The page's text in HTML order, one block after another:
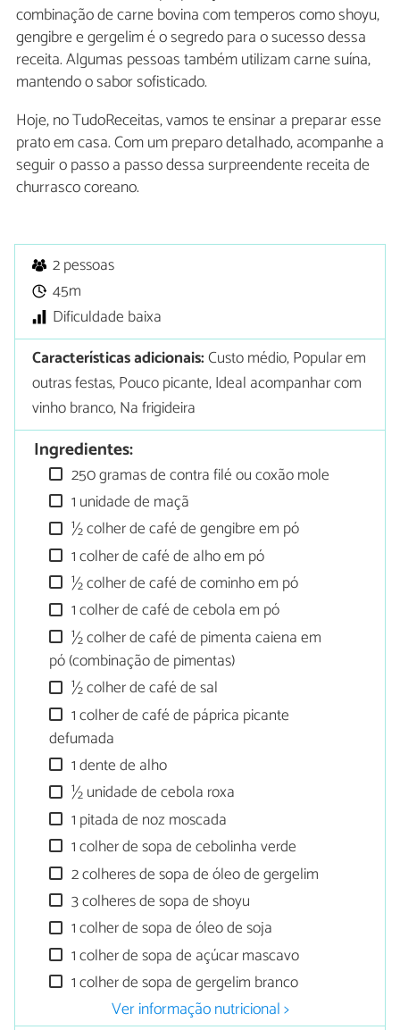
combinação de carne bovina com temperos como shoyu,
gengibre e gergelim é o segredo para o sucesso dessa
receita. Algumas pessoas também utilizam carne suína,
mantendo o sabor sofisticado.
Hoje, no TudoReceitas, vamos te ensinar a preparar esse
prato em casa. Com um preparo detalhado, acompanhe a
seguir o passo a passo dessa surpreendente receita de
churrasco coreano.
2 pessoas
45m
Dificuldade baixa
Características adicionais:Custo médio, Popular em
outras festas, Pouco picante, Ideal acompanhar com
vinho branco, Na frigideira
Ingredientes:
250 gramas de contra filé ou coxão mole
1 unidade de maçã
½ colher de café de gengibre em pó
1 colher de café de alho em pó
½ colher de café de cominho em pó
1 colher de café de cebola em pó
½ colher de café de pimenta caiena em
pó (combinação de pimentas)
½ colher de café de sal
1 colher de café de páprica picante
defumada
1 dente de alho
½ unidade de cebola roxa
1 pitada de noz moscada
1 colher de sopa de cebolinha verde
2 colheres de sopa de óleo de gergelim
3 colheres de sopa de shoyu
1 colher de sopa de óleo de soja
1 colher de sopa de açúcar mascavo
1 colher de sopa de gergelim branco
Ver informação nutricional >